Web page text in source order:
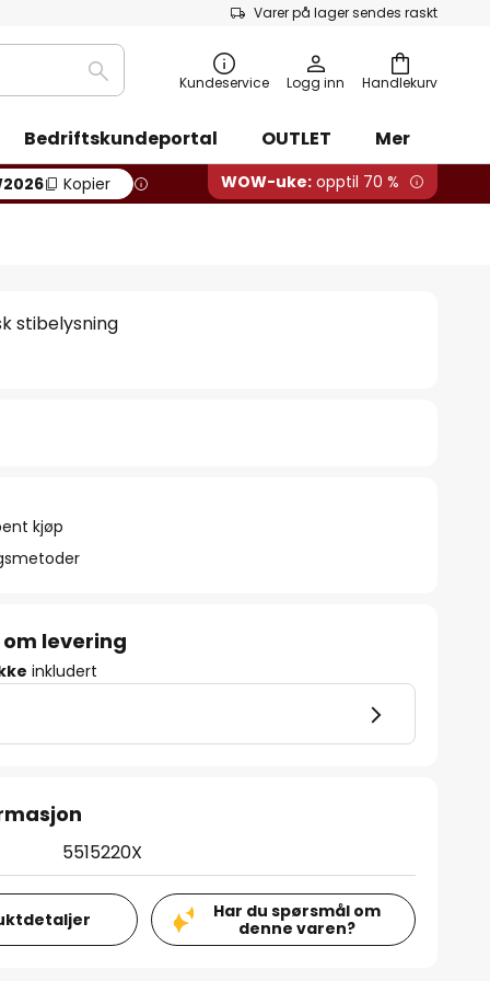
Varer på lager sendes raskt
Handlekurv
Søk Kundeservice Logg inn
Bedriftskundeportal OUTLET Mer
Kopier WOW-uke: opptil 70 %
stibelysning
kjøp
levering
inkludert
5515220X
Har du spørsmål om
denne varen?